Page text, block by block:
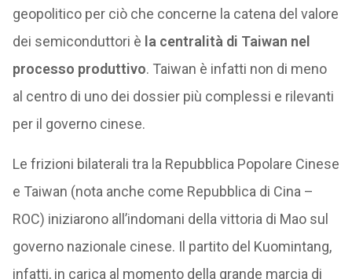
geopolitico per ciò che concerne la catena del valore
dei semiconduttori è la centralità di Taiwan nel
processo produttivo. Taiwan è infatti non di meno
al centro di uno dei dossier più complessi e rilevanti
per il governo cinese.
Le frizioni bilaterali tra la Repubblica Popolare Cinese
e Taiwan (nota anche come Repubblica di Cina –
ROC) iniziarono all’indomani della vittoria di Mao sul
governo nazionale cinese. Il partito del Kuomintang,
infatti, in carica al momento della grande marcia di